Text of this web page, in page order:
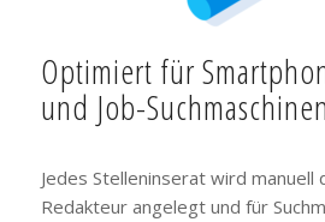
Optimiert für
und Job-Suchmaschinen
Jedes Stelleninserat wird manuell
Redakteur angelegt und für